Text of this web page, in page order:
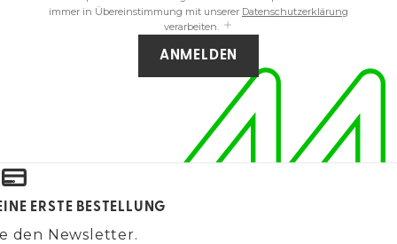
immer in Übereinstimmung mit unserer Datenschutzerklärung
verarbeiten.
ANMELDEN
ERSTE BESTELLUNG
den Newsletter.